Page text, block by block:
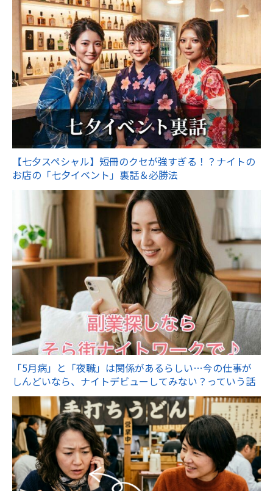
【七夕スペシャル】短冊のクセが強すぎる！？ナイトの
お店の「七夕イベント」裏話＆必勝法
「5月病」と「夜職」は関係があるらしい…今の仕事が
しんどいなら、ナイトデビューしてみない？っていう話